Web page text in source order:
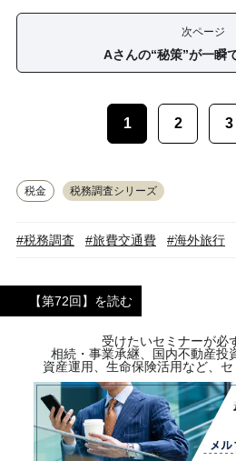
次ページ
Aさんの“秘策”が一瞬
1 2 3
税金 税務調査シリーズ
#税務調査 #旅費交通費 #海外旅行
【第72回】を読む
受けたいセミナーが必
相続・事業承継、国内不動産投
資産運用、生命保険活用など、